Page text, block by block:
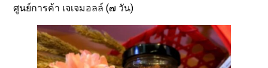
ศูนย์การค้า เจเจมอลล์ (๗ วัน)